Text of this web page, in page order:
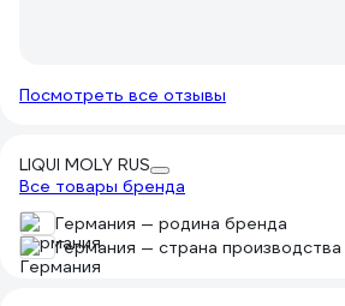
Посмотреть все отзывы
LIQUI MOLY RUS
Все товары бренда
Германия — родина бренда
Германия — страна производства